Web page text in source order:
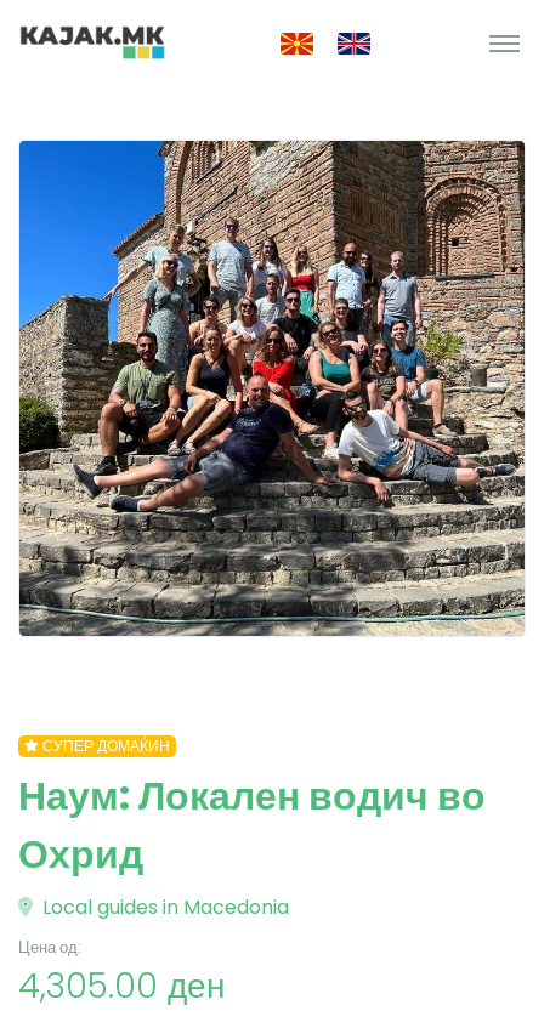
СУПЕР ДОМАЌИН
Наум: Локален водич во
Охрид
Local guides in Macedonia
Цена од:
4,305.00 ден